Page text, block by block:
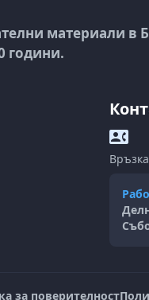
материали в
години.
за поверителност